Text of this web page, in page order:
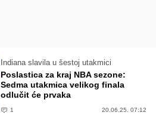
Indiana slavila u šestoj utakmici
Poslastica za kraj NBA sezone:
Sedma utakmica velikog finala
odlučit će prvaka
1 20.06.25. 07:12